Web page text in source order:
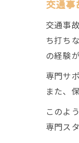
交通事
交通事
ち打ち
の経験
専門サ
また、
このよ
専門ス